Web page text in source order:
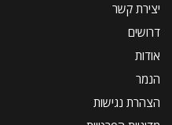
יצירת קשר
דרושים
אודות
הנמר
הצהרת נגישות